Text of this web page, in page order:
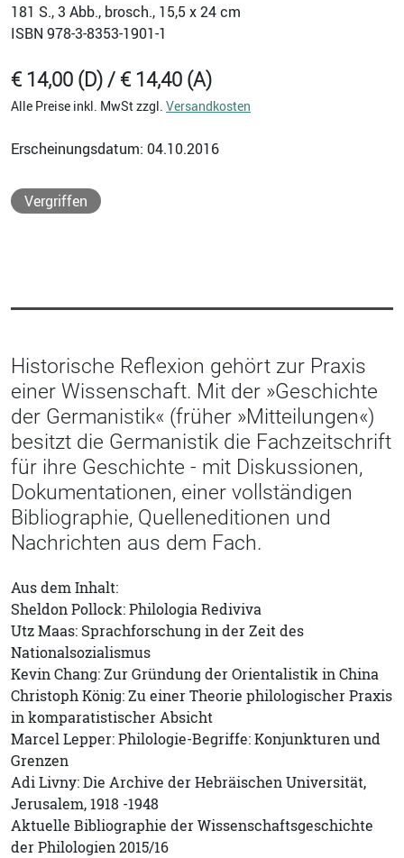
181 S., 3 Abb., brosch., 15,5 x 24 cm
ISBN 978-3-8353-1901-1
€ 14,00 (D) / € 14,40 (A)
Alle Preise inkl. MwSt zzgl. Versandkosten
Erscheinungsdatum: 04.10.2016
Vergriffen
Historische Reflexion gehört zur Praxis
einer Wissenschaft. Mit der »Geschichte
der Germanistik« (früher »Mitteilungen«)
besitzt die Germanistik die Fachzeitschrift
für ihre Geschichte - mit Diskussionen,
Dokumentationen, einer vollständigen
Bibliographie, Quelleneditionen und
Nachrichten aus dem Fach.
Aus dem Inhalt:
Sheldon Pollock: Philologia Rediviva
Utz Maas: Sprachforschung in der Zeit des
Nationalsozialismus
Kevin Chang: Zur Gründung der Orientalistik in China
Christoph König: Zu einer Theorie philologischer Praxis
in komparatistischer Absicht
Marcel Lepper: Philologie-Begriffe: Konjunkturen und
Grenzen
Adi Livny: Die Archive der Hebräischen Universität,
Jerusalem, 1918 -1948
Aktuelle Bibliographie der Wissenschaftsgeschichte
der Philologien 2015/16